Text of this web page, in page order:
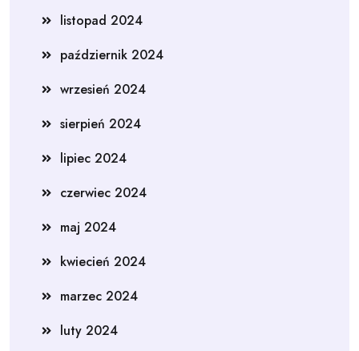
listopad 2024
październik 2024
wrzesień 2024
sierpień 2024
lipiec 2024
czerwiec 2024
maj 2024
kwiecień 2024
marzec 2024
luty 2024